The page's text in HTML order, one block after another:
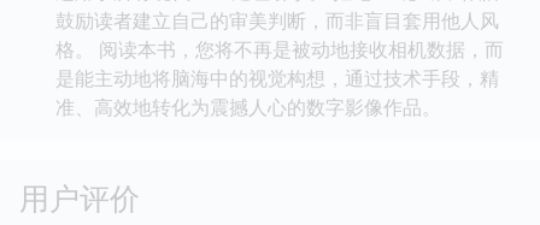
鼓励读者建立自己的审美判断，而非盲目套用他人风
格。 阅读本书，您将不再是被动地接收相机数据，而
是能主动地将脑海中的视觉构想，通过技术手段，精
准、高效地转化为震撼人心的数字影像作品。
用户评价